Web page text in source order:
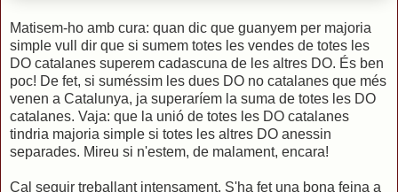
Matisem-ho amb cura: quan dic que guanyem per majoria
simple vull dir que si sumem totes les vendes de totes les
DO catalanes superem cadascuna de les altres DO. És ben
poc! De fet, si suméssim les dues DO no catalanes que més
venen a Catalunya, ja superaríem la suma de totes les DO
catalanes. Vaja: que la unió de totes les DO catalanes
tindria majoria simple si totes les altres DO anessin
separades. Mireu si n'estem, de malament, encara!
Cal seguir treballant intensament. S'ha fet una bona feina a